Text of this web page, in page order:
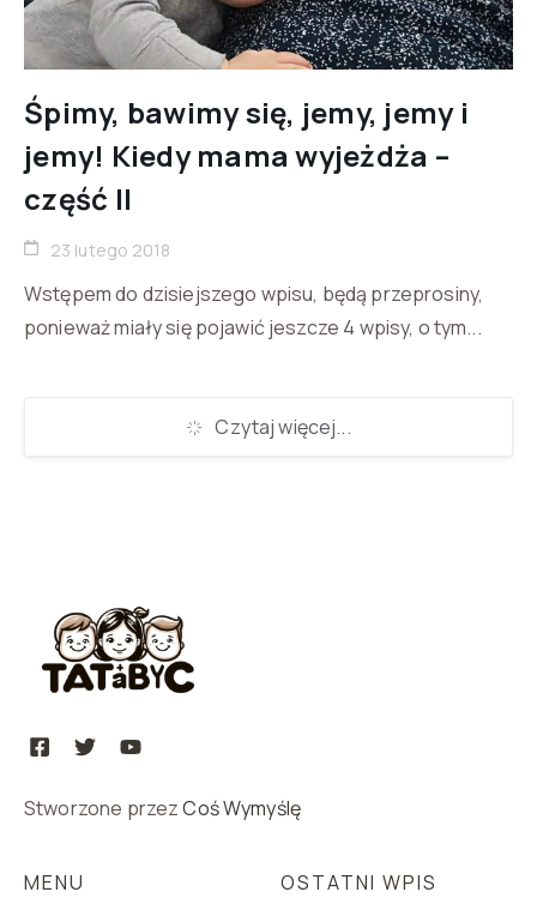
Śpimy, bawimy się, jemy, jemy i
jemy! Kiedy mama wyjeżdża –
część II
23 lutego 2018
Wstępem do dzisiejszego wpisu, będą przeprosiny,
ponieważ miały się pojawić jeszcze 4 wpisy, o tym...
Czytaj więcej...
Stworzone przezCoś Wymyślę
MENU OSTATNI WPIS